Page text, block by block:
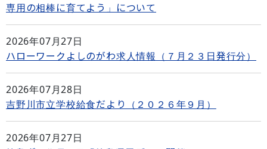
専用の相棒に育てよう」について
2026年07月27日
ハローワークよしのがわ求人情報（７月２３日発行分）
2026年07月28日
吉野川市立学校給食だより（２０２６年９月）
2026年07月27日